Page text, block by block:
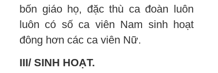
bốn giáo họ, đặc thù ca đoàn luôn
luôn có số ca viên Nam sinh hoạt
đông hơn các ca viên Nữ.
III/ SINH HOẠT.